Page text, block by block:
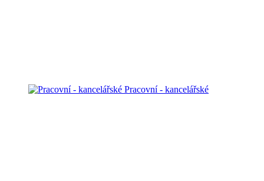
Pracovní - kancelářské